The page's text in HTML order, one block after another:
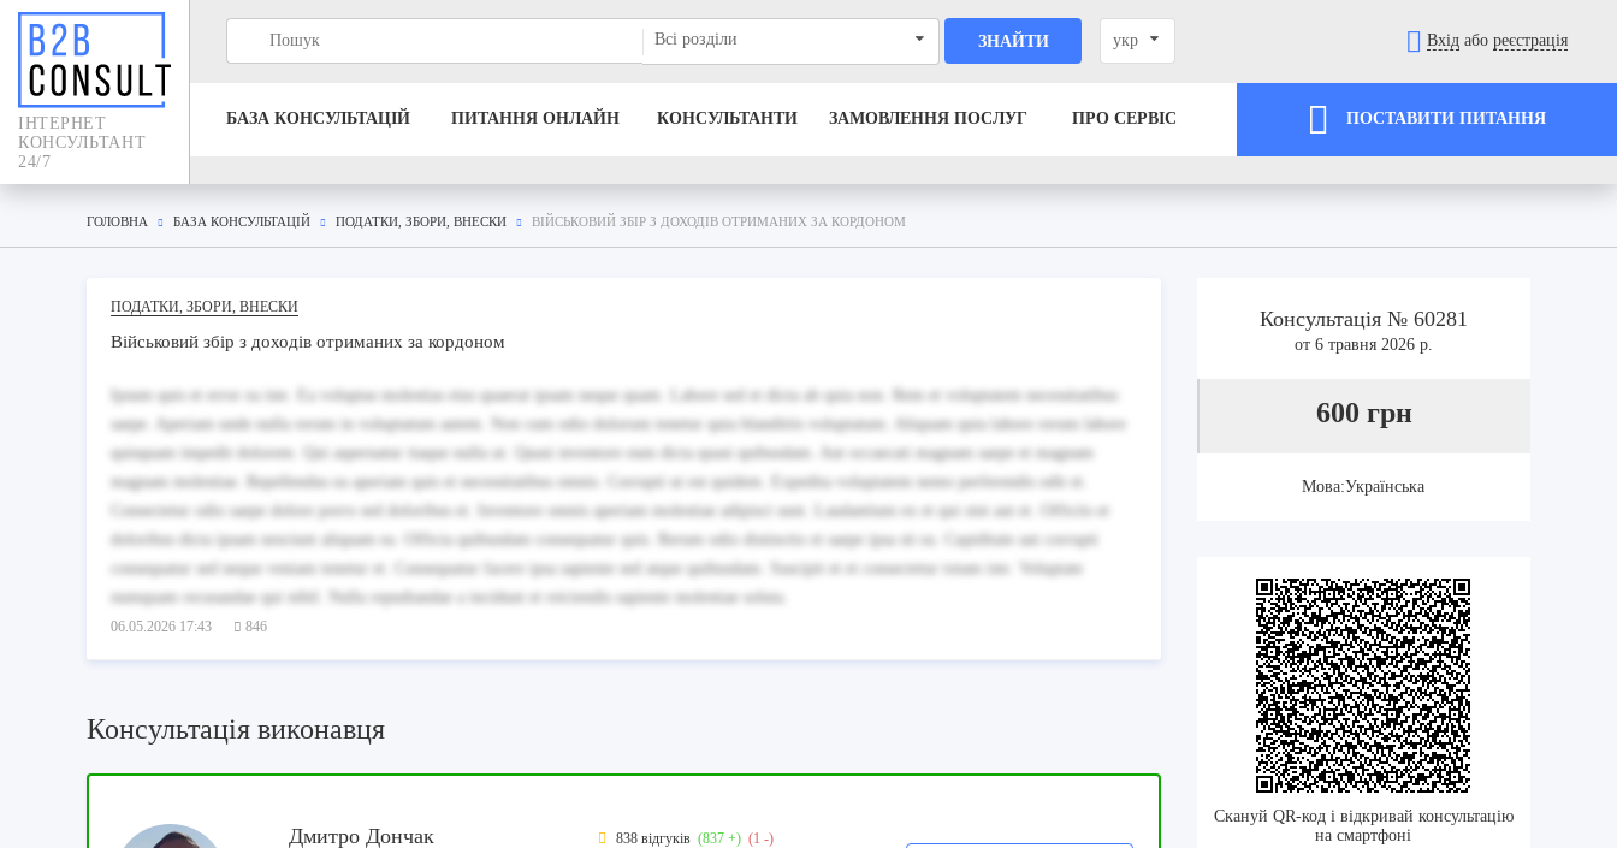
IНТЕРНЕТ
КОНСУЛЬТАНТ
24/7
Всі розділи ЗНАЙТИ укр Вхід або реєстрація
БАЗА КОНСУЛЬТАЦIЙ ПИТАННЯ ОНЛАЙН КОНСУЛЬТАНТИ ЗАМОВЛЕННЯ ПОСЛУГ ПРО СЕРВІС ПОСТАВИТИ ПИТАННЯ
ГОЛОВНА БАЗА КОНСУЛЬТАЦIЙ ПОДАТКИ, ЗБОРИ, ВНЕСКИ ВІЙСЬКОВИЙ ЗБІР З ДОХОДІВ ОТРИМАНИХ ЗА КОРДОНОМ
ПОДАТКИ, ЗБОРИ, ВНЕСКИ
Військовий збір з доходів отриманих за кордоном
Ipsum quis et error ea iste. Ea voluptas molestias eius quaerat ipsam neque quam. Labore sed et dicta ab quia non. Rem et voluptatem necessitatibus
saepe. Aperiam unde nulla rerum in voluptatum autem. Non cum odio dolorum tenetur quia blanditiis voluptatum. Aliquam quia labore rerum labore
quisquam impedit dolorem. Qui aspernatur itaque nulla ut. Quasi inventore eum dicta quasi quibusdam. Aut occaecati magnam saepe et magnam
magnam molestiae. Repellendus ea aperiam quis et necessitatibus omnis. Corrupti ut est quidem. Expedita voluptatem nemo perferendis odit et.
Consectetur odio saepe dolore porro sed doloribus et. Inventore omnis aperiam molestiae adipisci sunt. Laudantium ex et qui sint aut et. Officiis et
doloribus dicta ipsam nesciunt aliquam ea. Officia quibusdam consequatur quis. Rerum odio distinctio et saepe ipsa sit ea. Cupiditate aut corrupti
consequatur sed neque veniam tenetur et. Consequatur facere ipsa sapiente sed atque quibusdam. Suscipit et et consectetur totam iste. Voluptate
numquam recusandae qui nihil. Nulla repudiandae a incidunt et reiciendis sapiente molestiae soluta.
06.05.2026 17:43 846
Консультація виконавця
Дмитро Дончак 838 відгуків (837 +) (1 -)
Консультація № 60281
от 6 травня 2026 р.
600 грн
Мова:Українська
Скануй QR-код і відкривай консультацію
на смартфоні